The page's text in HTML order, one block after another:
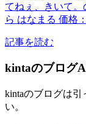
てねぇ、きいて。
ら はなまる 価格
記事を読む
kintaのブログ
kintaのブログは
い。